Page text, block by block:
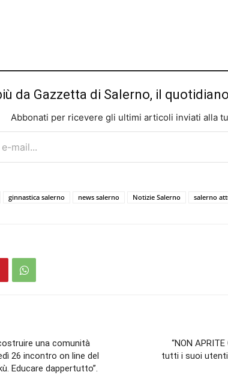
da Gazzetta di Salerno, il
Abbonati per ricevere gli ultimi articoli inviati alla
ginnastica salerno news salerno Notizie Salerno salerno
una comunità
26 incontro on line del
Educare dappertutto”.
“NON
tutti i suoi